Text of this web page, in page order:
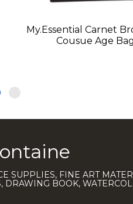
My.Essential Carnet
Cousue Age Bag
SUPPLIES, FINE ART
BOOK,